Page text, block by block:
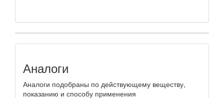
Аналоги
Аналоги подобраны по действующему веществу,
показанию и способу применения